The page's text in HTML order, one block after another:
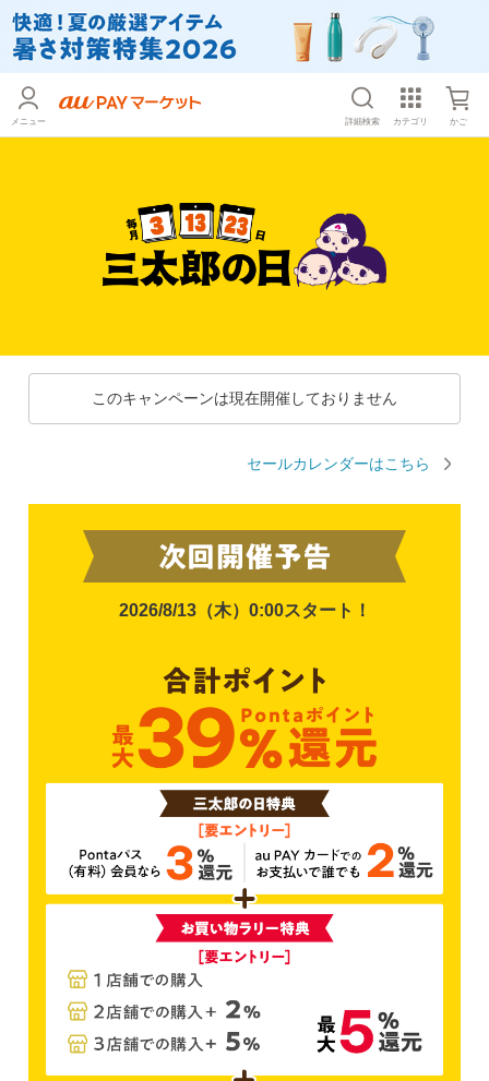
メニュー 詳細検索 カテゴリ かご
このキャンペーンは現在開催しておりません
セールカレンダーはこちら
2026/8/13（木）0:00スタート！